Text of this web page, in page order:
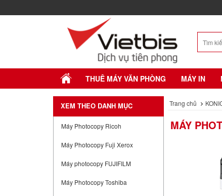
THUÊ MÁY VĂN PHÒNG MÁY IN
XEM THEO DANH MỤC
Máy Photocopy Ricoh
Máy Photocopy Fuji Xerox
Máy photocopy FUJIFILM
Máy Photocopy Toshiba
Trang chủ
MÁY